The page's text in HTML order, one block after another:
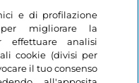
e di profilazione
migliorare la
analisi
cookie (divisi per
il tuo consenso